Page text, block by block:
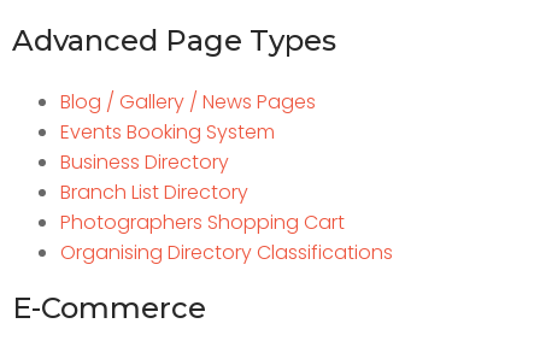
Advanced Page Types
Blog / Gallery / News Pages
Events Booking System
Business Directory
Branch List Directory
Photographers Shopping Cart
Organising Directory Classifications
E-Commerce